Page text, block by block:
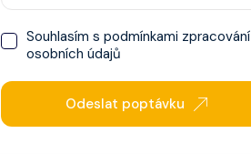
Souhlasím spodmínkami zpracování
osobních údajů
Odeslat poptávku